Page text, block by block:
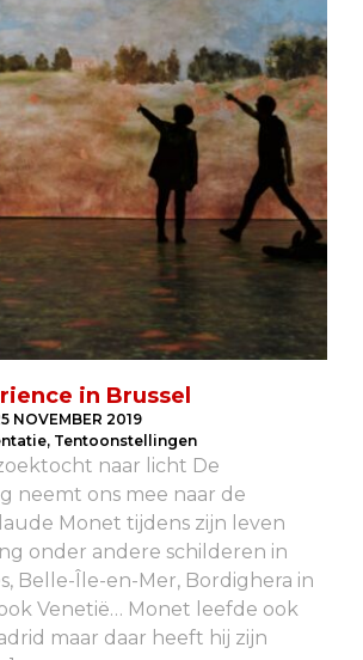
in Brussel
NOVEMBER 2019
, Tentoonstellingen
naar licht De
neemt ons mee naar de
Monet tijdens zijn leven
onder andere schilderen in
Belle-Île-en-Mer, Bordighera in
Venetië… Monet leefde ook
maar daar heeft hij zijn